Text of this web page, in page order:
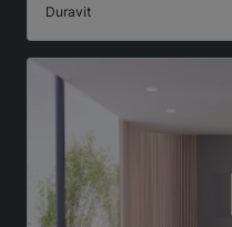
Duravit